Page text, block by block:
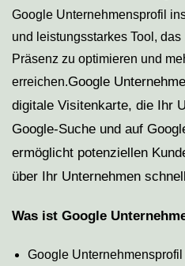
Google Unternehmensprofil
und leistungsstarkes Tool,
Präsenz zu optimieren und
erreichen.Google
digitale Visitenkarte, die Ihr
Google-Suche und auf
ermöglicht potenziellen
über Ihr Unternehmen
Was ist Google
Google